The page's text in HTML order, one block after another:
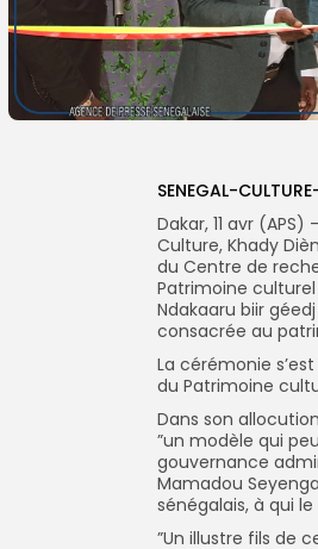
SENEGAL-
Dakar, 11 avr
Culture, Khady
du Centre de
Patrimoine culturel
Ndakaaru biir
consacrée au
La cérémonie
du Patrimoine
Dans son
”un modèle qui
gouvernance
Mamadou
sénégalais, à qui
”Un illustre fils de